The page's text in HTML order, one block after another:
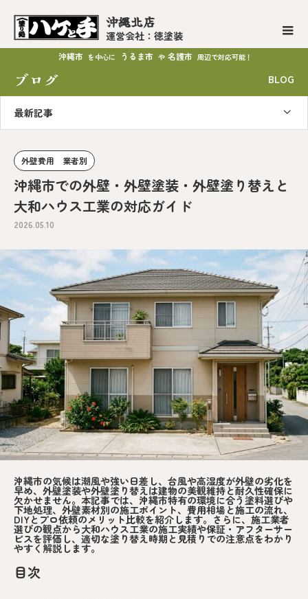
沖縄北店
運営会社：徳塗装
沖縄市 を中心に うるま市 や 名護市 周辺で対応可能！
ブログ BLOG
最新記事
外壁費用 業者別
沖縄市での外壁・外壁塗装・外壁塗り替えと
大和ハウス工業の対応ガイド
2026.05.10
沖縄市の気候は潮風や強い日差し、台風や高湿度が外壁の劣化を
早め、外壁塗装や外壁塗り替えは建物の美観維持と耐久性確保に
欠かせません。本記事では、沖縄市特有の環境に合う塗料選びや
下地処理、外壁素材別の施工ポイント、費用相場と施工の流れ、
DIYとプロ依頼のメリット比較を紹介します。さらに、施工業者
選びの観点から大和ハウス工業の施工実績や保証・アフターサー
ビスを評価し、適切な塗り替え時期と見積りでの注意点をわかり
やすく解説します。
目次